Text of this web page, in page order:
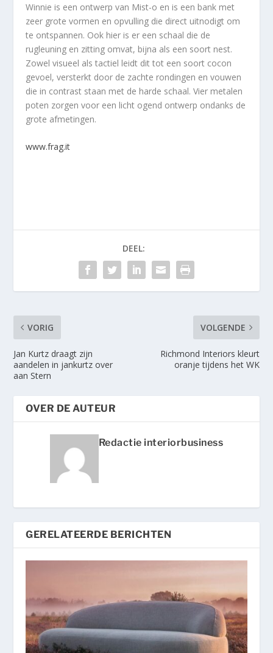
Winnie is een ontwerp van Mist-o en is een bank met
zeer grote vormen en opvulling die direct uitnodigt om
te ontspannen. Ook hier is er een schaal die de
rugleuning en zitting omvat, bijna als een soort nest.
Zowel visueel als tactiel leidt dit tot een soort cocon
gevoel, versterkt door de zachte rondingen en vouwen
die in contrast staan met de harde schaal. Vier metalen
poten zorgen voor een licht ogend ontwerp ondanks de
grote afmetingen.
www.frag.it
DEEL:
VORIG
Jan Kurtz draagt zijn
aandelen in jankurtz over
aan Stern
VOLGENDE
Richmond Interiors kleurt
oranje tijdens het WK
OVER DE AUTEUR
Redactie interiorbusiness
GERELATEERDE BERICHTEN